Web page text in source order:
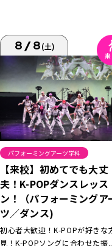
8/8(土)
パフォーミングアーツ学科
【来校】初めてでも大丈
夫！K-POPダンスレッス
ン！（パフォーミングア
ツ／ダンス)
初心者大歓迎！K-POPが好きな
見！K-POPソングに合わせた振